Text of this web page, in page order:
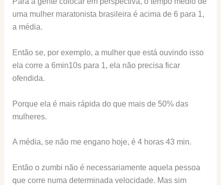
uma mulher maratonista brasileira é acima de 6 para 1,
a média.
Então se, por exemplo, a mulher que está ouvindo isso
ela corre a 6min10s para 1, ela não precisa ficar
ofendida.
Porque ela é mais rápida do que mais de 50% das
mulheres.
A média, se não me engano hoje, é 4 horas 43 min.
Então o zumbi não é necessariamente aquela pessoa
que corre numa determinada velocidade. Mas sim